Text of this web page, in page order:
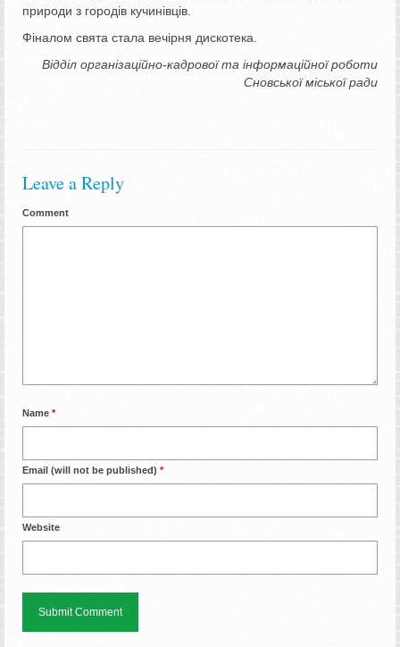
природи з городів кучинівців.
Фіналом свята стала вечірня дискотека.
Відділ організаційно-кадрової та інформаційної роботи
Сновської міської ради
Leave a Reply
Comment
Name *
Email (will not be published) *
Website